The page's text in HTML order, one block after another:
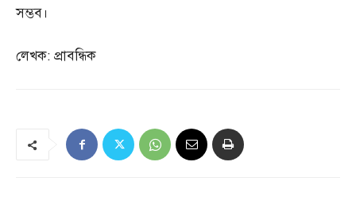
সম্ভব।
লেখক: প্রাবন্ধিক